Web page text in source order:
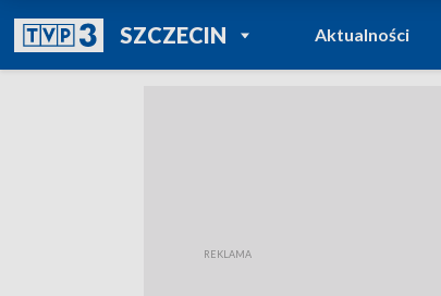
SZCZECINPOWRÓT DO
TVP REGIONY
Aktualności